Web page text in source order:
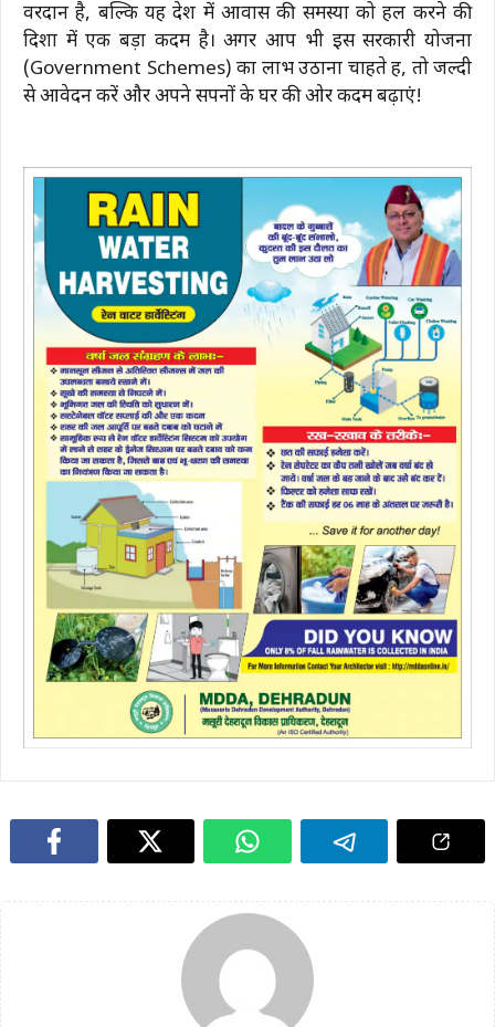
वरदान है, बल्कि यह देश में आवास की समस्या को हल करने की
दिशा में एक बड़ा कदम है। अगर आप भी इस सरकारी योजना
(Government Schemes) का लाभ उठाना चाहते हैं, तो जल्दी
से आवेदन करें और अपने सपनों के घर की ओर कदम बढ़ाएं!